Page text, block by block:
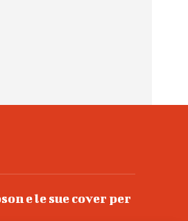
e le sue cover per